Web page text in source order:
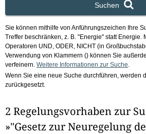
Suchen
Sie können mithilfe von Anführungszeichen Ihre
Treffer beschränken, z. B. "Energie" statt Energie.
Operatoren UND, ODER, NICHT (in
Verwendung von Klammern () können Sie
verfeinern. Weitere Informationen zur Suche
Wenn Sie eine neue Suche durchführen, werden
zurückgesetzt.
2 Regelungsvorhaben zur
»"Gesetz zur Neuregelung